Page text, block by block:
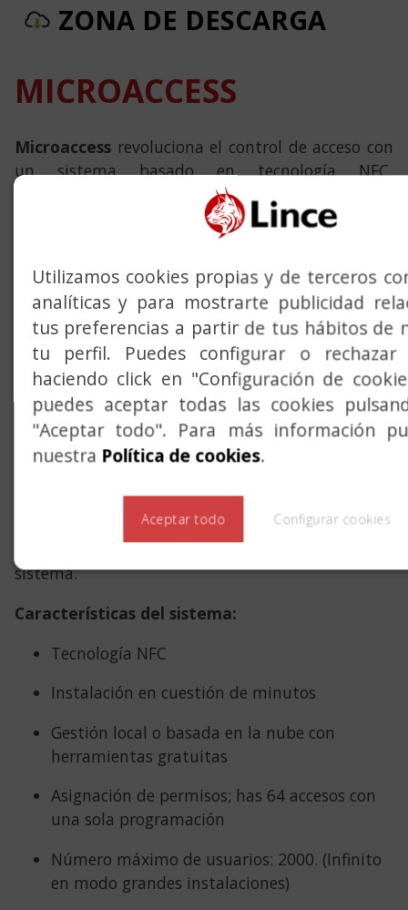
ZONA DE DESCARGA
MICROACCESS
Microaccess revoluciona el control de acceso con
un sistema basado en tecnología NFC,
permitiendo gestionar instalaciones de forma
eficaz y remota desde cualquier lugar, ya sea
desde tu PC o tu Smartphone.
Máxima flexibilidad, ofrecemos la máxima
compatibilidad con la mayoría de los porteros
electrónicos del mercado, asegurando que
tenemos una solución para cualquier tipo de
instalación.
Tus llaves adquieren nuevas formas, ofrecemos
múltiples opciones de apertura que se adapten a
tus necesidades: Llave sin contacto, tarjeta,
Llaves con copia controlada,
las copias solo se
podrán realizar a través del administrador del
sistema.
Características del sistema:
Tecnología NFC
Instalación en cuestión de minutos
Gestión local o basada en la nube con
herramientas gratuitas
Asignación de permisos; has 64 accesos con
una sola programación
Número máximo de usuarios: 2000. (Infinito
en modo grandes instalaciones)
Utilizamos cookies propias y de terceros
analíticas y para mostrarte publicidad
tus preferencias a partir de tus hábitos de
tu perfil. Puedes configurar o rechazar
haciendo click en "Configuración de
puedes aceptar todas las cookies
"Aceptar todo". Para más información
nuestra Política de cookies.
Aceptar todo Configurar cookies